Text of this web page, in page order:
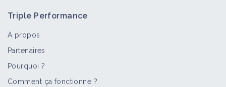
Triple Performance
À propos
Partenaires
Pourquoi ?
Comment ça fonctionne ?